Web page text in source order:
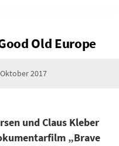
Old Europe
2017
und Claus Kleber
„Brave